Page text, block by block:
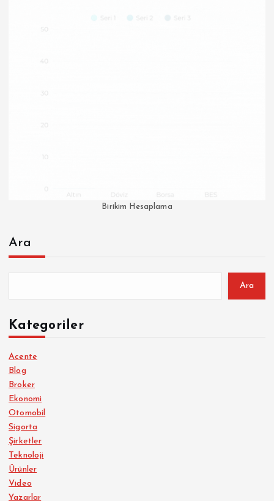
Birikim Hesaplama
Ara
Ara
Kategoriler
Acente
Blog
Broker
Ekonomi
Otomobil
Sigorta
Şirketler
Teknoloji
Ürünler
Video
Yazarlar